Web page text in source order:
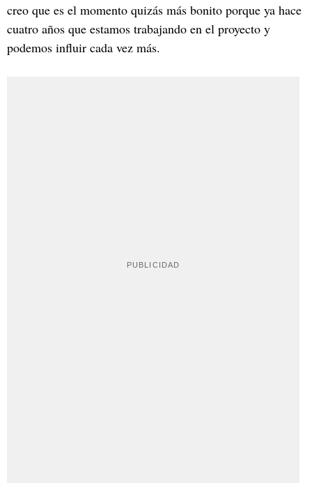
creo que es el momento quizás más bonito porque ya hace
cuatro años que estamos trabajando en el proyecto y
podemos influir cada vez más.